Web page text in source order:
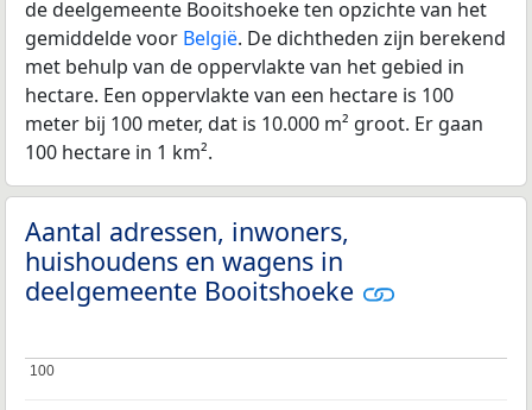
de deelgemeente Booitshoeke ten opzichte van het
gemiddelde voor België. De dichtheden zijn berekend
met behulp van de oppervlakte van het gebied in
hectare. Een oppervlakte van een hectare is 100
meter bij 100 meter, dat is 10.000 m² groot. Er gaan
100 hectare in 1 km².
Aantal adressen, inwoners,
huishoudens en wagens in
deelgemeente Booitshoeke
100
100